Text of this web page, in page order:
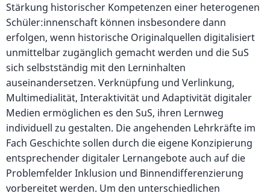
Stärkung historischer Kompetenzen einer heterogenen
Schüler:innenschaft können insbesondere dann
erfolgen, wenn historische Originalquellen digitalisiert
unmittelbar zugänglich gemacht werden und die SuS
sich selbstständig mit den Lerninhalten
auseinandersetzen. Verknüpfung und Verlinkung,
Multimedialität, Interaktivität und Adaptivität digitaler
Medien ermöglichen es den SuS, ihren Lernweg
individuell zu gestalten. Die angehenden Lehrkräfte im
Fach Geschichte sollen durch die eigene Konzipierung
entsprechender digitaler Lernangebote auch auf die
Problemfelder Inklusion und Binnendifferenzierung
vorbereitet werden. Um den unterschiedlichen